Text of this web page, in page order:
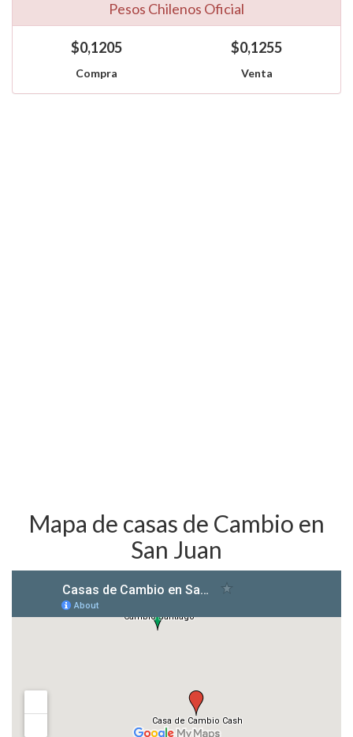
Pesos Chilenos Oficial
$0,1205
Compra
$0,1255
Venta
Mapa de casas de Cambio en
San Juan